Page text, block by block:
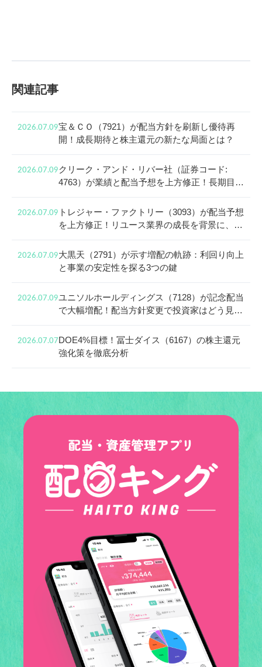
関連記事
2026.07.09宝＆ＣＯ（7921）が配当方針を刷新し優待再
開！成長期待と株主還元の新たな局面とは？
2026.07.09 クリーク・アンド・リバー社（証券コード:
4763）が業績と配当予想を上方修正！長期目線
2026.07.09 トレジャー・ファクトリー（3093）が配当予想
を上方修正！リユース業界の成長を背景に、還
2026.07.09大黒天（2791）が示す増配の軌跡：利回り向上
と事業の安定性を探る3つの鍵
2026.07.09ユニソルホールディングス（7128）が記念配当
で大幅増配！配当方針変更で投資家はどう見る
2026.07.07DOE4%目標！冨士ダイス（6167）の株主還元
強化策を徹底分析